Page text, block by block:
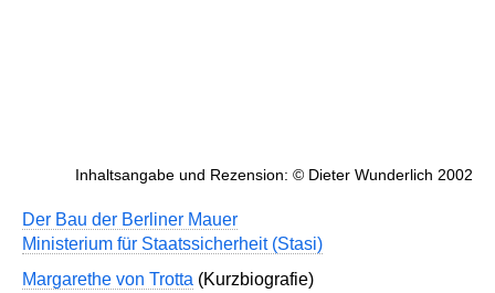
Inhaltsangabe und Rezension: © Dieter Wunderlich 2002
Der Bau der Berliner Mauer
Ministerium für Staatssicherheit (Stasi)
Margarethe von Trotta (Kurzbiografie)